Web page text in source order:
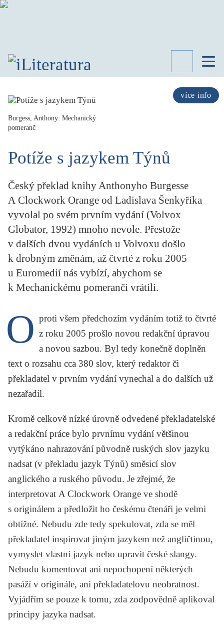
více info
SPISOVATELÉ
LITERATURY
KATEGORIE
PŘEHLED
STUDIE
KRITIKA PŘEKLADU
UKÁZKA
SLOUPEK
Burgess, Anthony: Mechanický
pomeranč
Potíže s jazykem Týnů
Český překlad knihy Anthonyho Burgesse
A Clockwork Orange od Ladislava Šenkyříka
vyvolal po svém prvním vydání (Volvox
Globator, 1992) mnoho nevole. Přestože
v dalších dvou vydáních u Volvoxu došlo
k drobným změnám, až čtvrté z roku 2005
u Euromedií nás vybízí, abychom se
k Mechanickému pomeranči vrátili.
O proti všem předchozím vydáním totiž to čtvrté
z roku 2005 prošlo novou redakční úpravou
a novou sazbou. Byl tedy konečně doplněn
text o rozsahu cca 380 slov, který redaktor či
překladatel v prvním vydání vynechal a do dalších už
nezařadil.
Kromě celkově nízké úrovně odvedené překladatelské
a redakční práce bylo prvnímu vydání většinou
vytýkáno nahrazování původně ruských slov jazyku
nadsat (v překladu jazyk Týnů) směsicí slov
anglického a ruského původu. Je zřejmé, že
interpretovat A Clockwork Orange ve shodě
s originálem a předložit ho českému čtenáři je velmi
obtížné. Nebudu zde tedy spekulovat, zda se měl
překladatel inspirovat jiným jazykem než angličtinou,
vymyslet vlastní jazyk nebo upravit české slangy.
Nebudu komentovat ani nepochopení některých
pasáží v originále, ani překladatelovu neobratnost.
Vyjádřím se pouze k tomu, zda zodpovědně aplikoval
principy jazyka nadsat.